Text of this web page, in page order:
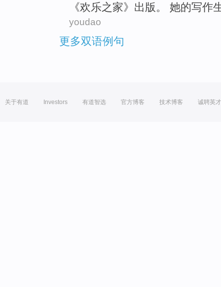
《欢乐之家》 出版 。 她的写作
youdao
更多双语例句
关于有道 Investors 有道智选 官方博客 技术博客 诚聘英才